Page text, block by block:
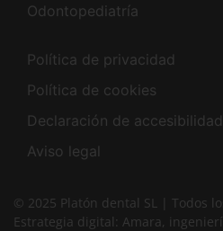
Odontopediatría
Política de privacidad
Política de cookies
Declaración de accesibilidad
Aviso legal
© 2025 Platón dental SL | Todos
Estrategia digital: Amara,